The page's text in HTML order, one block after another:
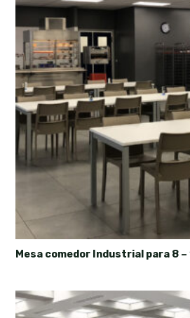
Mesa comedor Industrial para 8 –